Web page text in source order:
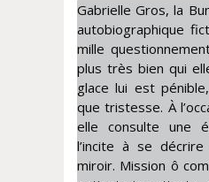
Gabrielle Gros, la
autobiographique
mille
plus très bien qui
glace lui est
que tristesse. À
elle consulte une
l’incite à se
miroir. Mission ô